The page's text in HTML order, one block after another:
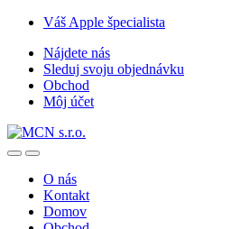
Skip
navigation
Skip
content
Váš Apple špecialista
Nájdete nás
Sleduj svoju objednávku
Obchod
Môj účet
O nás
Kontakt
Domov